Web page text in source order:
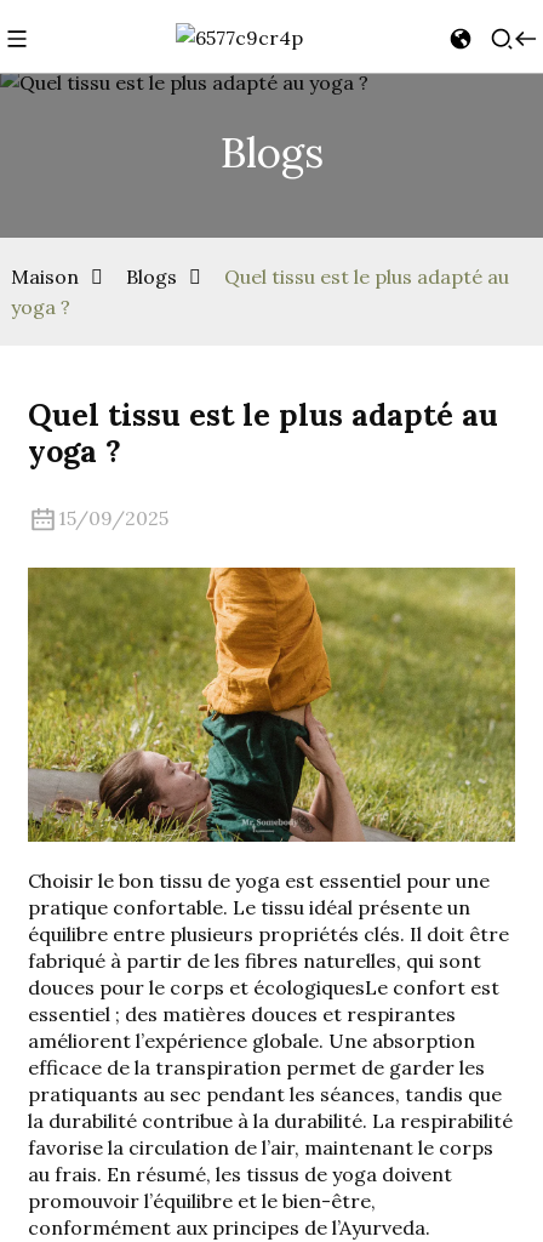
Blogs
Maison Blogs
Quel tissu est le plus adapté au
yoga ?
Quel tissu est le plus adapté au
yoga ?
15/09/2025
Choisir le bon tissu de yoga est essentiel pour une
pratique confortable. Le tissu idéal présente un
équilibre entre plusieurs propriétés clés. Il doit être
fabriqué à partir de les fibres naturelles, qui sont
douces pour le corps et écologiquesLe confort est
essentiel ; des matières douces et respirantes
améliorent l’expérience globale. Une absorption
efficace de la transpiration permet de garder les
pratiquants au sec pendant les séances, tandis que
la durabilité contribue à la durabilité. La respirabilité
favorise la circulation de l’air, maintenant le corps
au frais. En résumé, les tissus de yoga doivent
promouvoir l’équilibre et le bien-être,
conformément aux principes de l’Ayurveda.